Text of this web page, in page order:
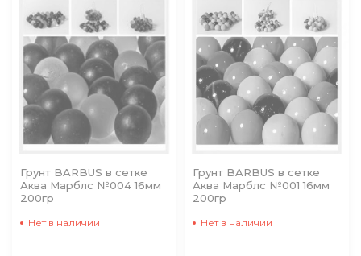
Грунт BARBUS в сетке
Аква Марблс №004 16мм
200гр
Нет в наличии
Грунт BARBUS в сетке
Аква Марблс №001 16мм
200гр
Нет в наличии